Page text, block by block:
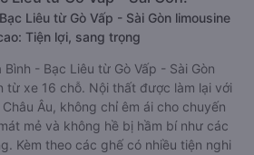
Liêu từ Gò Vấp - Sài Gòn limousine
Tiện lợi, sang trọng
- Bạc Liêu từ Gò Vấp - Sài Gòn
từ xe 16 chỗ. Nội thất được làm lại với
Âu, không chỉ êm ái cho chuyến
mẻ và không hề bị hầm bí như các
Kèm theo các ghế có nhiều tiện nghi